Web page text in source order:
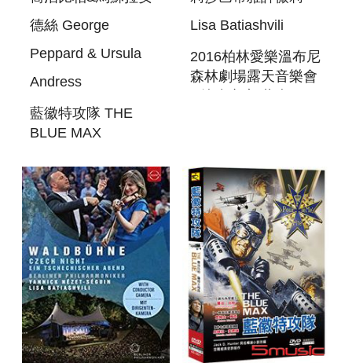
德絲 George
Peppard & Ursula
Andress
藍徽特攻隊 THE
BLUE MAX
Lisa Batiashvili
2016柏林愛樂溫布尼
森林劇場露天音樂會
2016 FROM BERLIN